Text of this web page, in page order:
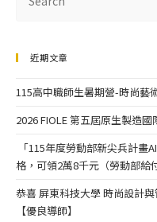
近期文章
115高中職師生暑期營-時尚藝
2026 FIOLE 第五屆原生製造
「115年度勞動部新尖兵計畫
格，可領2萬8千元（勞動部給付
恭喜 屏東科技大學 時尚設計
【優良導師】